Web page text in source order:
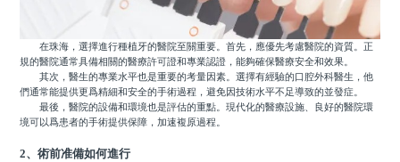
在珠海，選擇進行種植牙的醫院至關重要。首先，應優先考慮醫院的資質。正
規的醫院通常具備相關的醫療許可證和專業認證，能夠確保醫療安全和效果。
其次，醫生的專業水平也是重要的考量因素。選擇有經驗的口腔外科醫生，他
們通常能提供更爲精細和安全的手術過程，避免因技術水平不足導致的並發症。
最後，醫院的設備和環境也是評估的重點。現代化的醫療設施、良好的醫院環
境可以爲患者的手術提供保障，加速複原過程。
2、術前准備如何進行